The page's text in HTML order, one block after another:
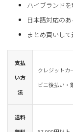
ハイブランド
日本語対応の
まとめ買いし
支払
い方
法
クレジットカ
ビニ後払い・
送料